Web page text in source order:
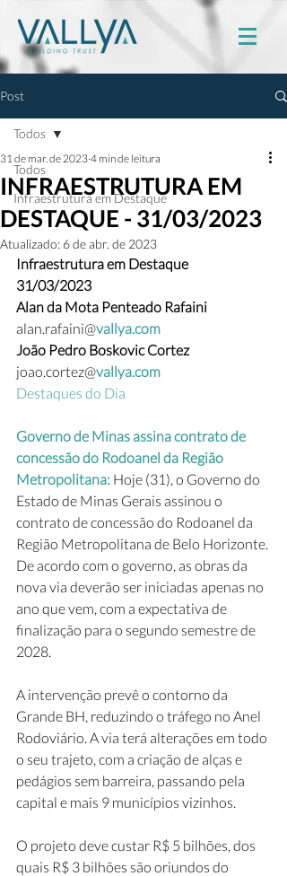
Post
Todos
Infraestrutura em Destaque
Todos
INFRAESTRUTURA EM
DESTAQUE - 31/03/2023
31 de mar. de 2023 4 min de leitura
Atualizado: 6 de abr. de 2023
Infraestrutura em Destaque
31/03/2023
Alan da Mota Penteado Rafaini
alan.rafaini@vallya.com
João Pedro Boskovic Cortez
joao.cortez@vallya.com
Destaques do Dia
Governo de Minas assina contrato de
concessão do Rodoanel da Região
Metropolitana: Hoje (31), o Governo do
Estado de Minas Gerais assinou o
contrato de concessão do Rodoanel da
Região Metropolitana de Belo Horizonte.
De acordo com o governo, as obras da
nova via deverão ser iniciadas apenas no
ano que vem, com a expectativa de
finalização para o segundo semestre de
2028.
A intervenção prevê o contorno da
Grande BH, reduzindo o tráfego no Anel
Rodoviário. A via terá alterações em todo
o seu trajeto, com a criação de alças e
pedágios sem barreira, passando pela
capital e mais 9 municípios vizinhos.
O projeto deve custar R$ 5 bilhões, dos
quais R$ 3 bilhões são oriundos do